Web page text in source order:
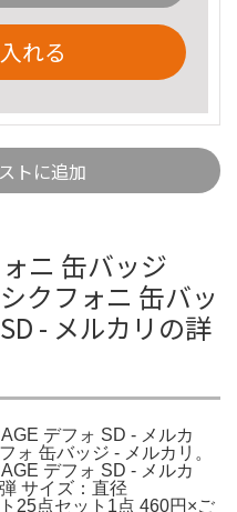
れる
トに追加
ニ 缶バッジ
クフォニ 缶バッ
- メルカリの詳
デフォ SD - メルカ
ォ 缶バッジ - メルカリ。
デフォ SD - メルカ
サイズ：直径
25点セット1点 460円×ご